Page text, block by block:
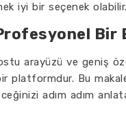
iyi bir seçenek olabilir.
Bir
arayüzü ve geniş
platformdur. Bu
adım adım